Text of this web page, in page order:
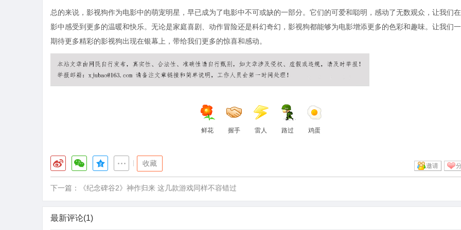
总的来说，影视狗作为电影中的萌宠明星，早已成为了电影中不可或缺的一部分。它们的可爱和聪明，感动了无数观众，让我们
影中感受到更多的温暖和快乐。无论是家庭喜剧、动作冒险还是科幻奇幻，影视狗都能够为电影增添更多的色彩和趣味。让我们
期待更多精彩的影视狗出现在银幕上，带给我们更多的惊喜和感动。
鲜花 握手 雷人 路过 鸡蛋
收藏 邀请
下一篇： 《纪念碑谷2》神作归来 这几款游戏同样不容错过
最新评论(1)